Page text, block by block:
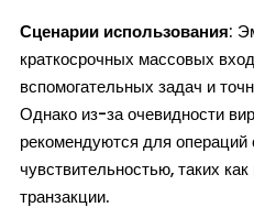
Сценарии использования:
краткосрочных массовых
вспомогательных задач и
Однако из-за очевидности
рекомендуются для операций
чувствительностью, таких
транзакции.